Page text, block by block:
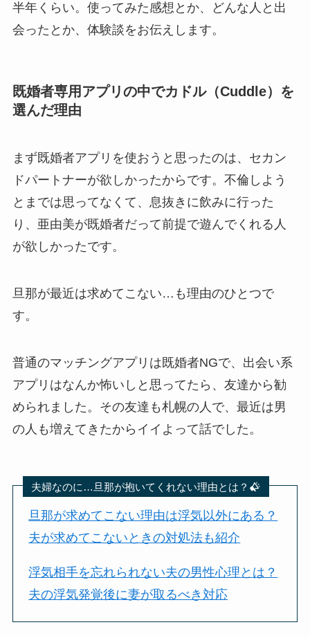
半年くらい。使ってみた感想とか、どんな人と出
会ったとか、体験談をお伝えします。
既婚者専用アプリの中でカドル（Cuddle）を
選んだ理由
まず既婚者アプリを使おうと思ったのは、セカン
ドパートナーが欲しかったからです。不倫しよう
とまでは思ってなくて、息抜きに飲みに行った
り、亜由美が既婚者だって前提で遊んでくれる人
が欲しかったです。
旦那が最近は求めてこない…も理由のひとつで
す。
普通のマッチングアプリは既婚者NGで、出会い系
アプリはなんか怖いしと思ってたら、友達から勧
められました。その友達も札幌の人で、最近は男
の人も増えてきたからイイよって話でした。
夫婦なのに…旦那が抱いてくれない理由とは？
旦那が求めてこない理由は浮気以外にある？
夫が求めてこないときの対処法も紹介
浮気相手を忘れられない夫の男性心理とは？
夫の浮気発覚後に妻が取るべき対応